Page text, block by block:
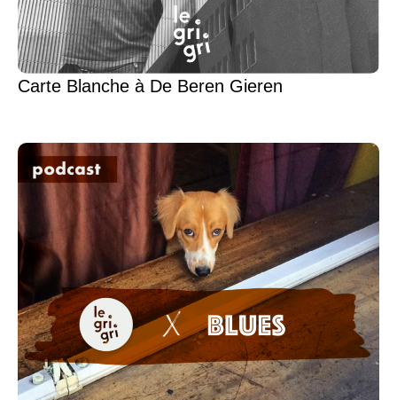
Carte Blanche à De Beren Gieren